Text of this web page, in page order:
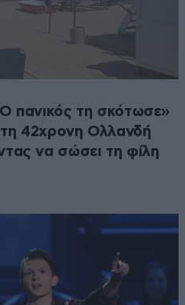
πανικός τη σκότωσε»
τη 42χρονη Ολλανδή
να σώσει τη φίλη